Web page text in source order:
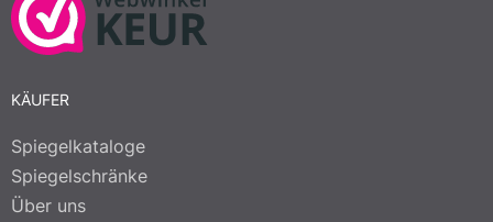
KÄUFER
Spiegelkataloge
Spiegelschränke
Über uns